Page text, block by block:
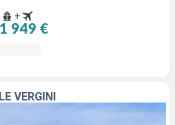
+
1 949 €
VERGINI